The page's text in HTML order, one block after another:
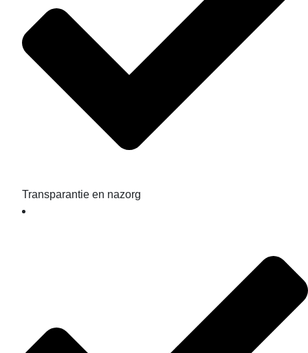
Transparantie en nazorg